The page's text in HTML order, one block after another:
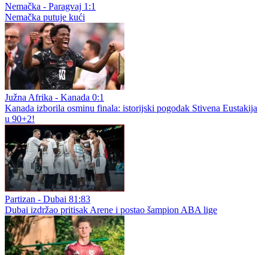
Nemačka - Paragvaj 1:1
Nemačka putuje kući
Južna Afrika - Kanada 0:1
Kanada izborila osminu finala: istorijski pogodak Stivena Eustakija
u 90+2!
Partizan - Dubai 81:83
Dubai izdržao pritisak Arene i postao šampion ABA lige